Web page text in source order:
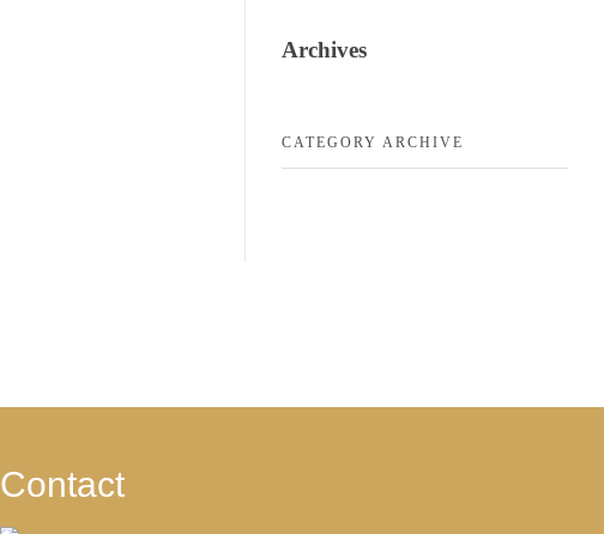
Archives
CATEGORY ARCHIVE
Contact